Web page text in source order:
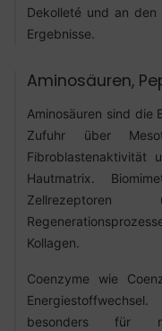
Dekolleté und an
Ergebnisse.
Aminosäuren,
Aminosäuren sind die
Zufuhr über
Fibroblastenaktivität
Hautmatrix.
Kollagen.
Coenzyme wie
besonders